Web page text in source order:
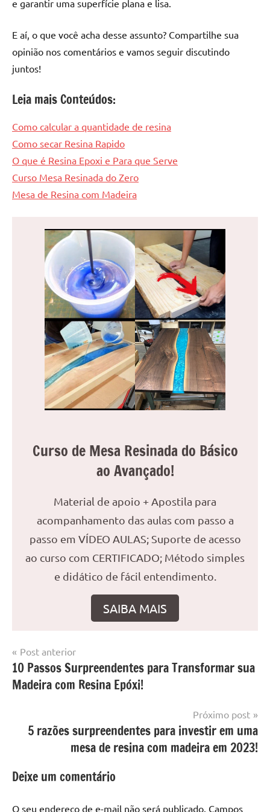
e garantir uma superfície plana e lisa.
E aí, o que você acha desse assunto? Compartilhe sua
opinião nos comentários e vamos seguir discutindo
juntos!
Leia mais Conteúdos:
Como calcular a quantidade de resina
Como secar Resina Rapido
O que é Resina Epoxi e Para que Serve
Curso Mesa Resinada do Zero
Mesa de Resina com Madeira
Curso de Mesa Resinada do Básico
ao Avançado!
Material de apoio + Apostila para
acompanhamento das aulas com passo a
passo em VÍDEO AULAS; Suporte de acesso
ao curso com CERTIFICADO; Método simples
e didático de fácil entendimento.
SAIBA MAIS
Marcado
com
mesa
Mesa
epoxi
mesa
Mesa
resinada
Navegação
de
Post
Post anterior
10 Passos Surpreendentes para Transformar sua
Madeira com Resina Epóxi!
Próximo post
5 razões surpreendentes para investir em uma
mesa de resina com madeira em 2023!
Deixe um comentário
O seu endereço de e-mail não será publicado. Campos